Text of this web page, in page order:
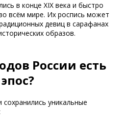
в конце XIX века и быстро
всём мире. Их роспись может
девиц в сарафанах
образов.
России есть
уникальные